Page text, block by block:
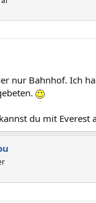
nur Bahnhof. Ich
du mit Everest